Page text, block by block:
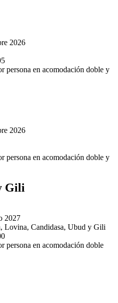
2026
persona en acomodación doble y
2026
persona en acomodación doble y
Gili
2027
Lovina, Candidasa, Ubud y Gili
persona en acomodación doble